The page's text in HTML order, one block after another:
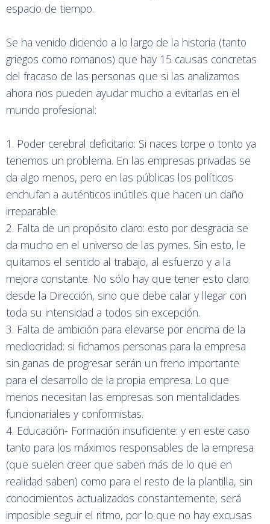
espacio de tiempo.
Se ha venido diciendo a lo largo de la historia (tanto
griegos como romanos) que hay 15 causas concretas
del fracaso de las personas que si las analizamos
ahora nos pueden ayudar mucho a evitarlas en el
mundo profesional:
1. Poder cerebral deficitario: Si naces torpe o tonto ya
tenemos un problema. En las empresas privadas se
da algo menos, pero en las públicas los políticos
enchufan a auténticos inútiles que hacen un daño
irreparable.
2. Falta de un propósito claro: esto por desgracia se
da mucho en el universo de las pymes. Sin esto, le
quitamos el sentido al trabajo, al esfuerzo y a la
mejora constante. No sólo hay que tener esto claro
desde la Dirección, sino que debe calar y llegar con
toda su intensidad a todos sin excepción.
3. Falta de ambición para elevarse por encima de la
mediocridad: si fichamos personas para la empresa
sin ganas de progresar serán un freno importante
para el desarrollo de la propia empresa. Lo que
menos necesitan las empresas son mentalidades
funcionariales y conformistas.
4. Educación- Formación insuficiente: y en este caso
tanto para los máximos responsables de la empresa
(que suelen creer que saben más de lo que en
realidad saben) como para el resto de la plantilla, sin
conocimientos actualizados constantemente, será
imposible seguir el ritmo, por lo que no hay excusas